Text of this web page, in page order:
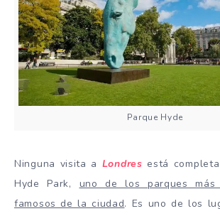
Parque Hyde
Ninguna visita a Londres está
Hyde Park, uno de los parques más
famosos de la ciudad. Es uno de los